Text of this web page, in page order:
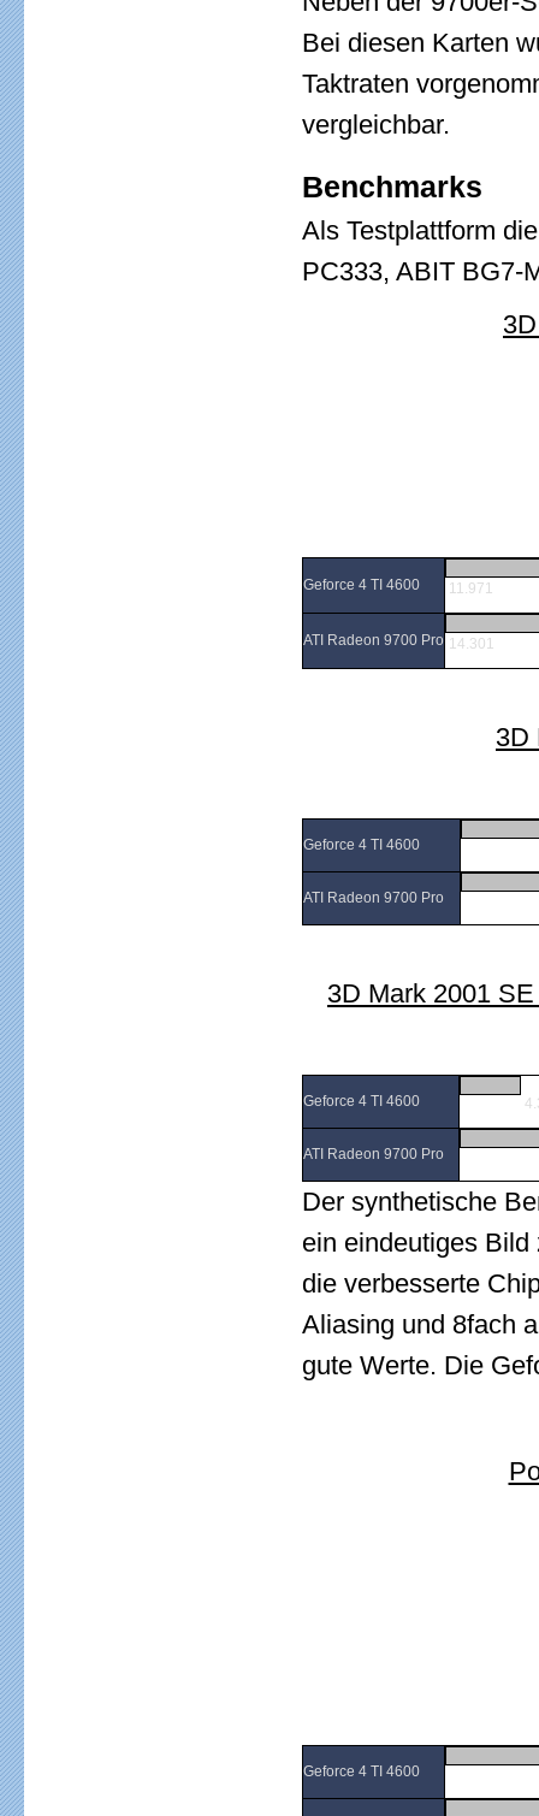
Bei diesen Karten
Taktraten
vergleichbar.
Benchmarks
Als Testplattform
PC333, ABIT BG7-
Geforce 4 TI 4600 11.971
ATI Radeon 9700 Pro 14.301
3D
Geforce 4 TI 4600
ATI Radeon 9700 Pro
3D Mark 2001
Geforce 4 TI 4600
ATI Radeon 9700 Pro
Der synthetische
ein eindeutiges
die verbesserte
Aliasing und 8fach
gute Werte. Die
Geforce 4 TI 4600